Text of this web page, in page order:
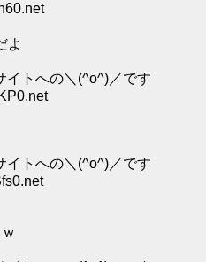
よ
イトへの＼(^o^)／です
イトへの＼(^o^)／です